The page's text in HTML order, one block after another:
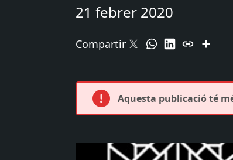
21 febrer 2020
Compartir
Aquesta publicació té